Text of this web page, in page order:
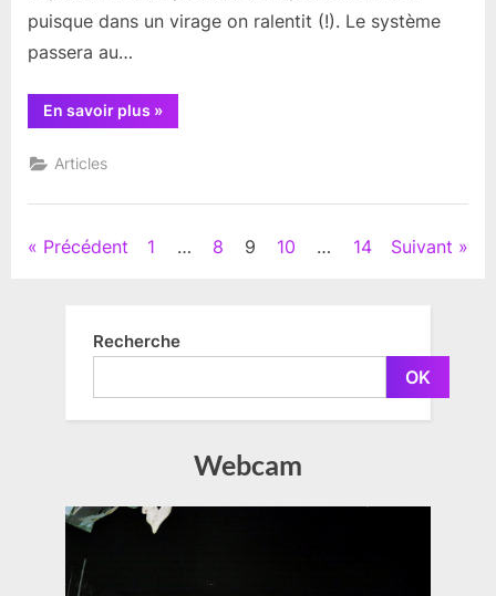
puisque dans un virage on ralentit (!). Le système
passera au…
En savoir plus “Notre
île
20h”
»
Articles
Pagination
publications
Précédent 1 … 8 9 10 … 14 Suivant
Recherche
OK
Webcam